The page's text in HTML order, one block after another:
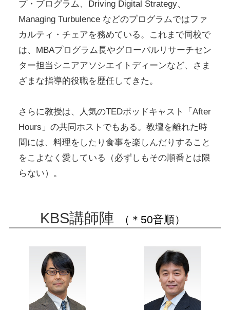
プ・プログラム、Driving Digital Strategy、
Managing Turbulence などのプログラムではファ
カルティ・チェアを務めている。これまで同校で
は、MBAプログラム長やグローバルリサーチセン
ター担当シニアアソシエイトディーンなど、さま
ざまな指導的役職を歴任してきた。
さらに教授は、人気のTEDポッドキャスト「After
Hours」の共同ホストでもある。教壇を離れた時
間には、料理をしたり食事を楽しんだりすること
をこよなく愛している（必ずしもその順番とは限
らない）。
KBS講師陣 （＊50音順）